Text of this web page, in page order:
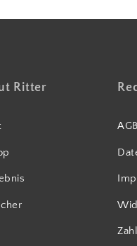
Ritter
AGB